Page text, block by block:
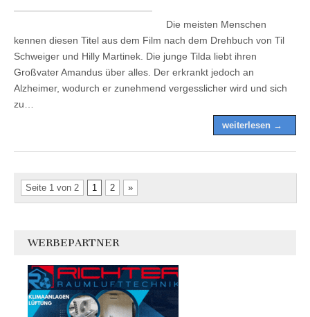
Die meisten Menschen
kennen diesen Titel aus dem Film nach dem Drehbuch von Til
Schweiger und Hilly Martinek. Die junge Tilda liebt ihren
Großvater Amandus über alles. Der erkrankt jedoch an
Alzheimer, wodurch er zunehmend vergesslicher wird und sich
zu…
weiterlesen →
Seite 1 von 2 1 2 »
WERBEPARTNER